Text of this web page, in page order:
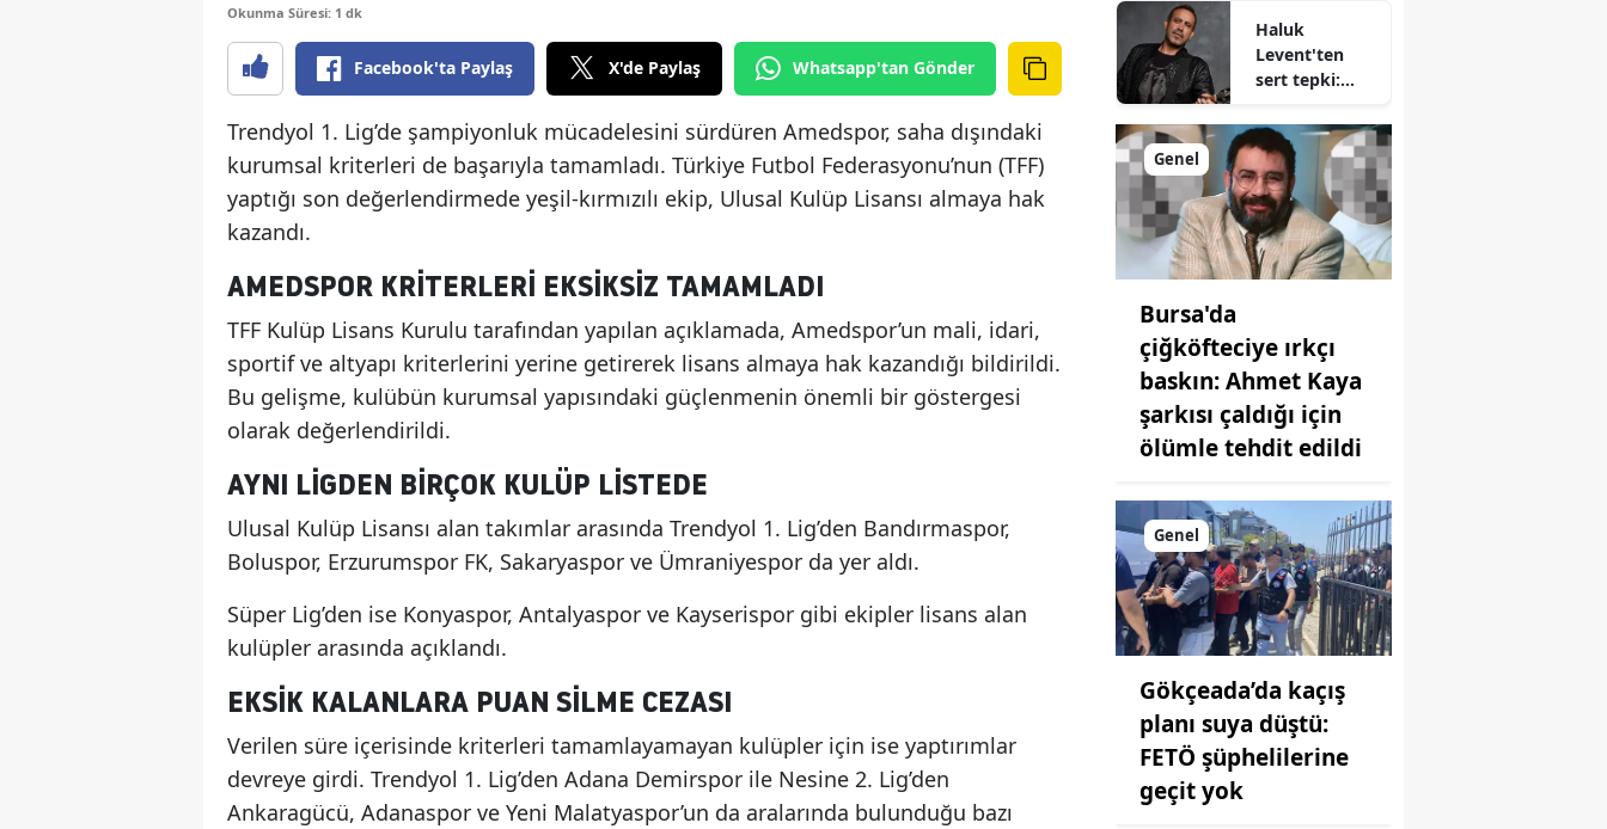
Okunma Süresi: 1 dk
Facebook'ta Paylaş X'de Paylaş Whatsapp'tan Gönder
Trendyol 1. Lig’de şampiyonluk mücadelesini sürdüren Amedspor, saha dışındaki
kurumsal kriterleri de başarıyla tamamladı. Türkiye Futbol Federasyonu’nun (TFF)
yaptığı son değerlendirmede yeşil-kırmızılı ekip, Ulusal Kulüp Lisansı almaya hak
kazandı.
AMEDSPOR KRITERLERI EKSIKSIZ TAMAMLADI
TFF Kulüp Lisans Kurulu tarafından yapılan açıklamada, Amedspor’un mali, idari,
sportif ve altyapı kriterlerini yerine getirerek lisans almaya hak kazandığı bildirildi.
Bu gelişme, kulübün kurumsal yapısındaki güçlenmenin önemli bir göstergesi
olarak değerlendirildi.
AYNI LIGDEN BIRÇOK KULÜP LISTEDE
Ulusal Kulüp Lisansı alan takımlar arasında Trendyol 1. Lig’den Bandırmaspor,
Boluspor, Erzurumspor FK, Sakaryaspor ve Ümraniyespor da yer aldı.
Süper Lig’den ise Konyaspor, Antalyaspor ve Kayserispor gibi ekipler lisans alan
kulüpler arasında açıklandı.
EKSIK KALANLARA PUAN SILME CEZASI
Verilen süre içerisinde kriterleri tamamlayamayan kulüpler için ise yaptırımlar
devreye girdi. Trendyol 1. Lig’den Adana Demirspor ile Nesine 2. Lig’den
Ankaragücü, Adanaspor ve Yeni Malatyaspor’un da aralarında bulunduğu bazı
değişimleri
Haluk
Levent'ten
sert tepki:
geçtiği o
iddialar
tamamen
iftira
Genel
Bursa'da
çiğköfteciye ırkçı
baskın: Ahmet Kaya
şarkısı çaldığı için
ölümle tehdit edildi
Genel
Gökçeada’da kaçış
planı suya düştü:
FETÖ şüphelilerine
geçit yok